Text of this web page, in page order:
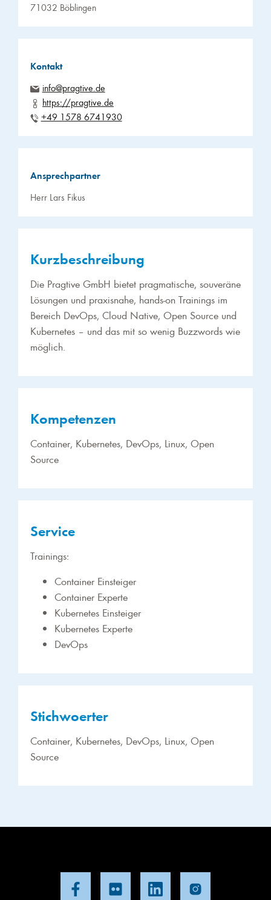
71032 Böblingen
Kontakt
info@pragtive.de
https://pragtive.de
+49 1578 6741930
Ansprechpartner
Herr Lars Fikus
Kurzbeschreibung
Die Pragtive GmbH bietet pragmatische, souveräne
Lösungen und praxisnahe, hands-on Trainings im
Bereich DevOps, Cloud Native, Open Source und
Kubernetes – und das mit so wenig Buzzwords wie
möglich.
Kompetenzen
Container, Kubernetes, DevOps, Linux, Open
Source
Service
Trainings:
Container Einsteiger
Container Experte
Kubernetes Einsteiger
Kubernetes Experte
DevOps
Stichwoerter
Container, Kubernetes, DevOps, Linux, Open
Source